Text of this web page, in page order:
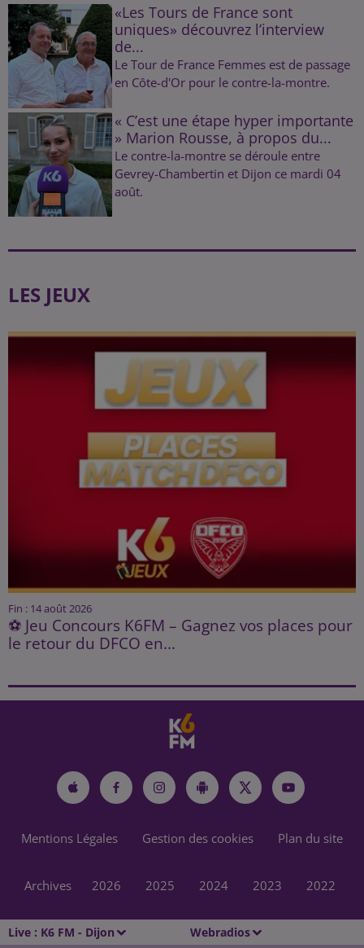
Live : K6 FM - Dijon Webradios
«Les Tours de France sont
uniques» découvrez l’interview
de...
Le Tour de France Femmes est de passage
en Côte-d'Or pour le contre-la-montre.
« C’est une étape hyper importante
» Marion Rousse, à propos du...
Le contre-la-montre se déroule entre
Gevrey-Chambertin et Dijon ce mardi 04
août.
LES JEUX
Fin : 14 août 2026
⚽ Jeu Concours K6FM – Gagnez vos places pour
le retour du DFCO en...
Mentions Légales Gestion des cookies Plan du site
Archives 2026 2025 2024 2023 2022